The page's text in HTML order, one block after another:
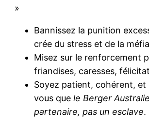
»
Bannissez la punition
crée du stress et de la
Misez sur le renforcement
friandises, caresses,
Soyez patient, cohérent, et
vous quele Berger
partenaire, pas un esclave.